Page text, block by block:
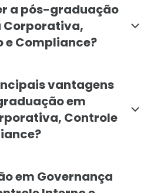
a pós-graduação
Corporativa,
e Compliance?
vantagens
em
Controle
em Governança